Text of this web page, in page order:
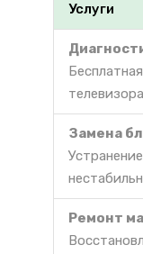
Услуги
Замена
Ремонт